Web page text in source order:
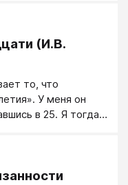
(И.В.
то, что
У меня он
в 25. Я тогда
техники.